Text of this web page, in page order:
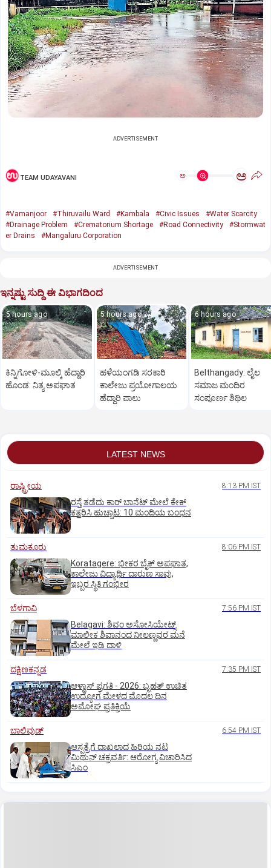
ADVERTISEMENT
TEAM UDAYAVANI ಅ ಅ
#Vamanjoor #Thiruvailu Ward #Kambala #Civic Issues
#Water Scarcity
#Drainage Problem
#Crematorium Shortage #Road Connectivity
#Stormwat
er Drains
#Mangaluru Corporation
ADVERTISEMENT
ಇನ್ನಷ್ಟು ಸುದ್ದಿ ಈ ವಿಭಾಗದಿಂದ
5 hours ago
ಕಿನ್ನಿಗೋಳಿ-ಮೂಲ್ಕಿ ಹೆದ್ದಾರಿ
ಹೊಂಡ: ನಿತ್ಯ ಅಪಘಾತ
5 hours ago
ಹಳೆಯಂಗಡಿ ಸರಕಾರಿ
ಕಾಲೇಜು ಪ್ರಯೋಗಾಲಯ
ಹೆದ್ದಾರಿ ಪಾಲು
6 hours ago
Belthangady: ಲೈಲ
ಸಮಾಜ ಮಂದಿರ
ಸಂಪೂರ್ಣ ಶಿಥಿಲ
LATEST NEWS
ರಾಷ್ಟ್ರೀಯ 8:13 PM IST
ರಸ್ತೆ ತಡೆದು ಕಾರ್ ಬಾನೆಟ್ ಮೇಲೆ ಕೇಕ್
ಕತ್ತರಿಸಿ ಹುಚ್ಚಾಟ: 10 ಮಂದಿಯ ಬಂಧನ
ತುಮಕೂರು 8:06 PM IST
Koratagere: ಭೀಕರ ಬೈಕ್ ಅಪಘಾತ,
ಕಾಲೇಜು ವಿದ್ಯಾರ್ಥಿ ದಾರುಣ ಸಾವು,
ಇಬ್ಬರ ಸ್ಥಿತಿ ಗಂಭೀರ
ಬೆಳಗಾವಿ 7:56 PM IST
Belagavi: ಶಿವಂ ಅಸೋಸಿಯೇಟ್ಸ್
ಮಾಲೀಕ ಶಿವಾನಂದ ನೀಲಣ್ಣವರ ಮನೆ
ಮೇಲೆ ಇಡಿ‌ ದಾಳಿ
ದಕ್ಷಿಣಕನ್ನಡ 7:35 PM IST
ಆಳ್ವಾಸ್‌ ಪ್ರಗತಿ - 2026: ಬೃಹತ್ ಉಚಿತ
ಉದ್ಯೋಗ ಮೇಳದ ಮೊದಲ ದಿನ
ಅಮೋಘ ಪ್ರತಿಕ್ರಿಯೆ
ಬಾಲಿವುಡ್‌ 6:54 PM IST
ಆಸ್ಪತ್ರೆಗೆ ದಾಖಲಾದ ಹಿರಿಯ ನಟ
ಮಿಥುನ್ ಚಕ್ರವರ್ತಿ: ಆರೋಗ್ಯ ವಿಚಾರಿಸಿದ
ಸಿಎಂ